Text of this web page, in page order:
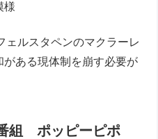
様
ェルスタペンのマクラーレ
がある現体制を崩す必要が
組 ポッピーピポ